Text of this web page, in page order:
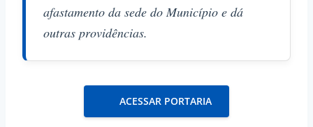
afastamento da sede do Município e dá
outras providências.
ACESSAR PORTARIA